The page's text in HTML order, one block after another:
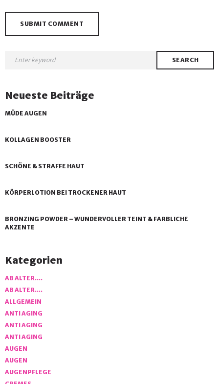
SEARCH
Neueste Beiträge
MÜDE AUGEN
KOLLAGEN BOOSTER
SCHÖNE & STRAFFE HAUT
KÖRPERLOTION BEI TROCKENER HAUT
BRONZING POWDER – WUNDERVOLLER TEINT & FARBLICHE
AKZENTE
Kategorien
AB ALTER….
AB ALTER….
ALLGEMEIN
ANTI AGING
ANTI AGING
ANTI AGING
AUGEN
AUGEN
AUGENPFLEGE